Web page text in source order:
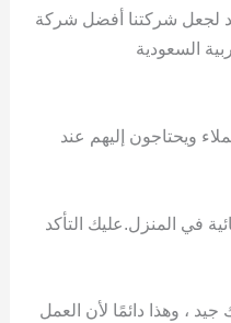
لجعل شركتنا أفضل شركة
السعودية
ويحتاجون إليهم عند
في المنزل.عليك التأكد
، وهذا دائمًا لأن العمل